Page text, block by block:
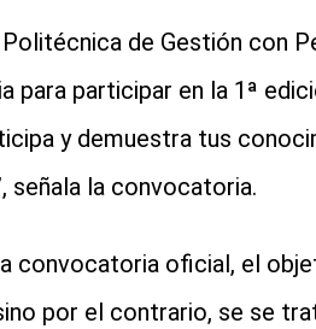
Politécnica de Gestión con
para participar en la 1ª
y demuestra tus
señala la convocatoria.
convocatoria oficial, el
por el contrario, se se